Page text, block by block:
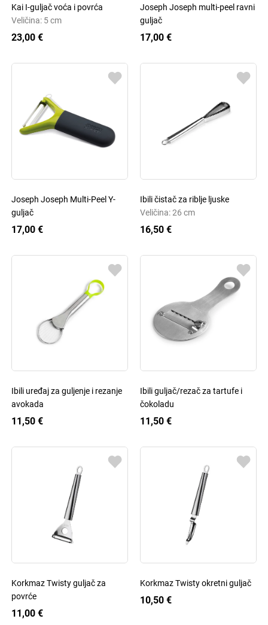
Kai I-guljač voća i povrća
Veličina: 5 cm
23,00 €
Joseph Joseph multi-peel ravni
guljač
17,00 €
Joseph Joseph Multi-Peel Y-
guljač
17,00 €
Ibili čistač za riblje ljuske
Veličina: 26 cm
16,50 €
Ibili uređaj za guljenje i rezanje
avokada
11,50 €
Ibili guljač/rezač za tartufe i
čokoladu
11,50 €
Korkmaz Twisty guljač za
povrće
11,00 €
Korkmaz Twisty okretni guljač
10,50 €